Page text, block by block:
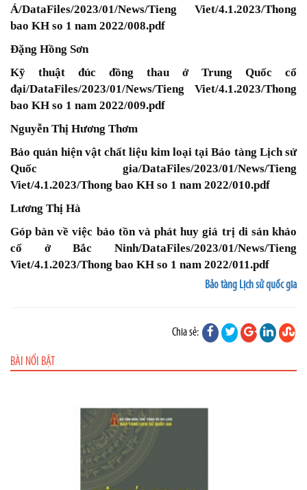
Á/DataFiles/2023/01/News/Tieng Viet/4.1.2023/Thong
bao KH so 1 nam 2022/008.pdf
Đặng Hồng Sơn
Kỹ thuật đúc đồng thau ở Trung Quốc cổ
đại/DataFiles/2023/01/News/Tieng Viet/4.1.2023/Thong
bao KH so 1 nam 2022/009.pdf
Nguyễn Thị Hương Thơm
Bảo quản hiện vật chất liệu kim loại tại Bảo tàng Lịch sử
Quốc gia/DataFiles/2023/01/News/Tieng
Viet/4.1.2023/Thong bao KH so 1 nam 2022/010.pdf
Lương Thị Hà
Góp bàn về việc bảo tồn và phát huy giá trị di sản khảo
cổ ở Bắc Ninh/DataFiles/2023/01/News/Tieng
Viet/4.1.2023/Thong bao KH so 1 nam 2022/011.pdf
Bảo tàng Lịch sử quốc gia
Chia sẻ:
BÀI NỔI BẬT